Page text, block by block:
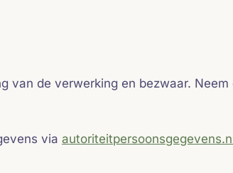
van de verwerking en bezwaar.
via